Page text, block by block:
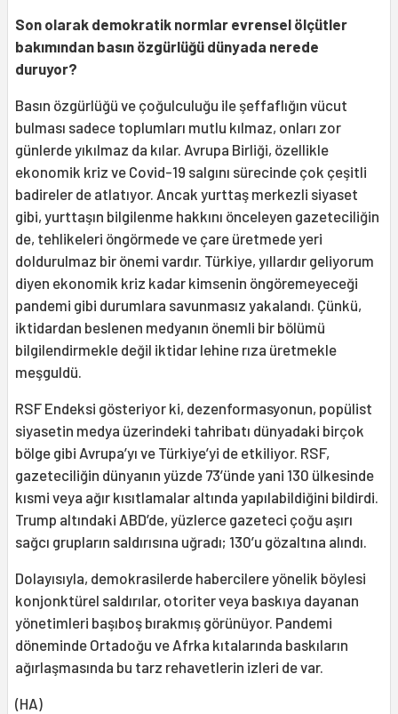
Son olarak demokratik normlar evrensel ölçütler
bakımından basın özgürlüğü dünyada nerede
duruyor?
Basın özgürlüğü ve çoğulculuğu ile şeffaflığın vücut
bulması sadece toplumları mutlu kılmaz, onları zor
günlerde yıkılmaz da kılar. Avrupa Birliği, özellikle
ekonomik kriz ve Covid-19 salgını sürecinde çok çeşitli
badireler de atlatıyor. Ancak yurttaş merkezli siyaset
gibi, yurttaşın bilgilenme hakkını önceleyen gazeteciliğin
de, tehlikeleri öngörmede ve çare üretmede yeri
doldurulmaz bir önemi vardır. Türkiye, yıllardır geliyorum
diyen ekonomik kriz kadar kimsenin öngöremeyeceği
pandemi gibi durumlara savunmasız yakalandı. Çünkü,
iktidardan beslenen medyanın önemli bir bölümü
bilgilendirmekle değil iktidar lehine rıza üretmekle
meşguldü.
RSF Endeksi gösteriyor ki, dezenformasyonun, popülist
siyasetin medya üzerindeki tahribatı dünyadaki birçok
bölge gibi Avrupa’yı ve Türkiye’yi de etkiliyor. RSF,
gazeteciliğin dünyanın yüzde 73’ünde yani 130 ülkesinde
kısmi veya ağır kısıtlamalar altında yapılabildiğini bildirdi.
Trump altındaki ABD’de, yüzlerce gazeteci çoğu aşırı
sağcı grupların saldırısına uğradı; 130’u gözaltına alındı.
Dolayısıyla, demokrasilerde habercilere yönelik böylesi
konjonktürel saldırılar, otoriter veya baskıya dayanan
yönetimleri başıboş bırakmış görünüyor. Pandemi
döneminde Ortadoğu ve Afrka kıtalarında baskıların
ağırlaşmasında bu tarz rehavetlerin izleri de var.
(HA)